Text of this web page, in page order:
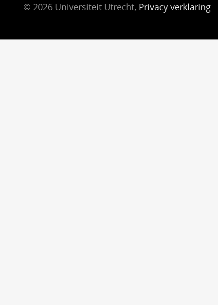
© 2026 Universiteit Utrecht, Privacy verklaring